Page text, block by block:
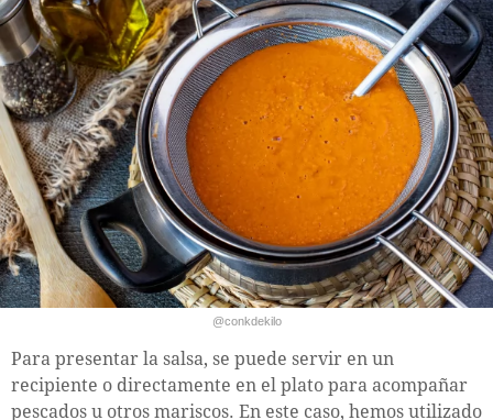
@conkdekilo
Para presentar la salsa, se puede servir en un
recipiente o directamente en el plato para acompañar
pescados u otros mariscos. En este caso, hemos utilizado